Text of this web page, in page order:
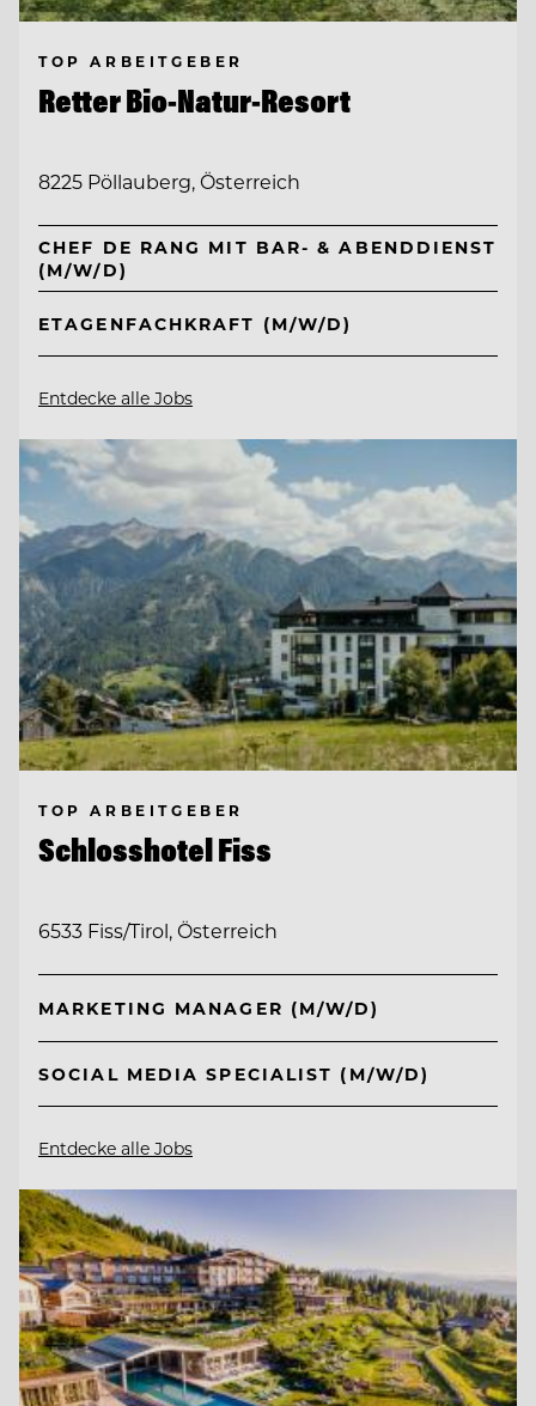
TOP ARBEITGEBER
Retter Bio-Natur-Resort
8225 Pöllauberg, Österreich
CHEF DE RANG MIT BAR- & ABENDDIENST
(M/W/D)
ETAGENFACHKRAFT (M/W/D)
Entdecke alle Jobs
TOP ARBEITGEBER
Schlosshotel Fiss
6533 Fiss/Tirol, Österreich
MARKETING MANAGER (M/W/D)
SOCIAL MEDIA SPECIALIST (M/W/D)
Entdecke alle Jobs